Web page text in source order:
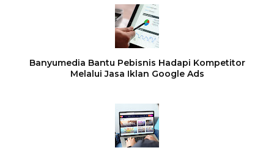
Banyumedia Bantu Pebisnis Hadapi Kompetitor
Melalui Jasa Iklan Google Ads